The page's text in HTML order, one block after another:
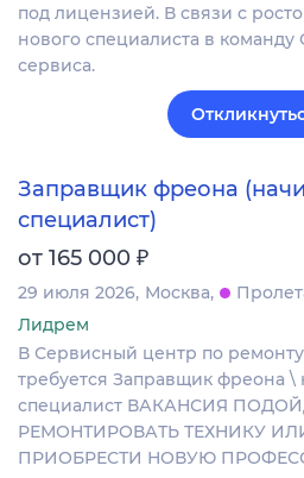
под лицензией. В связи с
нового специалиста в команду
сервиса.
Заправщик фреона
специалист)
от 165 000 ₽
29 июля 2026 Москва
Лидрем
В Сервисный центр по
требуется Заправщик фреона
специалист ВАКАНСИЯ
РЕМОНТИРОВАТЬ ТЕХНИКУ
ПРИОБРЕСТИ НОВУЮ